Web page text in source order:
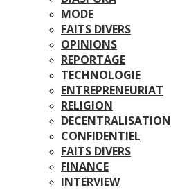
MODE
FAITS DIVERS
OPINIONS
REPORTAGE
TECHNOLOGIE
ENTREPRENEURIAT
RELIGION
DECENTRALISATION
CONFIDENTIEL
FAITS DIVERS
FINANCE
INTERVIEW